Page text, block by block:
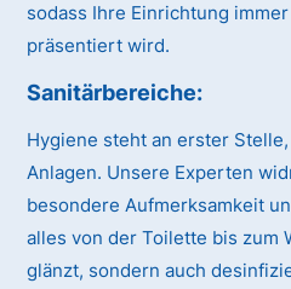
sodass Ihre Einrichtung
präsentiert wird.
Sanitärbereiche:
Hygiene steht an erster
Anlagen. Unsere Experten
besondere Aufmerksamkeit
alles von der Toilette bis zum
glänzt, sondern auch